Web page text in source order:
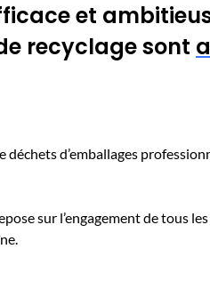
et
recyclage sont
d’emballages
sur l’engagement de tous